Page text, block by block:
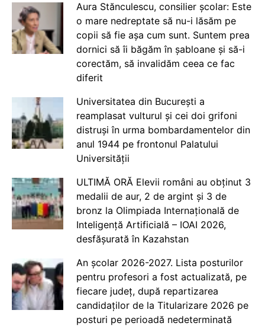
Aura Stănculescu, consilier școlar: Este
o mare nedreptate să nu-i lăsăm pe
copii să fie așa cum sunt. Suntem prea
dornici să îi băgăm în șabloane și să-i
corectăm, să invalidăm ceea ce fac
diferit
Universitatea din București a
reamplasat vulturul și cei doi grifoni
distruși în urma bombardamentelor din
anul 1944 pe frontonul Palatului
Universității
ULTIMĂ ORĂ Elevii români au obținut 3
medalii de aur, 2 de argint și 3 de
bronz la Olimpiada Internațională de
Inteligență Artificială – IOAI 2026,
desfășurată în Kazahstan
An școlar 2026-2027. Lista posturilor
pentru profesori a fost actualizată, pe
fiecare județ, după repartizarea
candidaților de la Titularizare 2026 pe
posturi pe perioadă nedeterminată